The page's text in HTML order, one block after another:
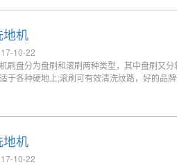
地机
10-22
刷盘分为盘刷和滚刷两种类型，其中盘刷又
于各种硬地上;滚刷可有效清洗纹路，好的品
凝土地上较为理想，滚刷通常也分有软尼龙
地机
10-22